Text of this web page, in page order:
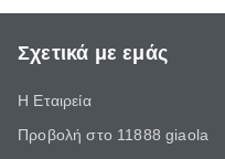
Σχετικά με εμάς
Η Εταιρεία
Προβολή στο 11888 giaola